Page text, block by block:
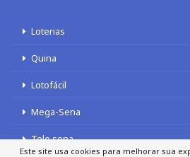
Loterias
Quina
Lotofácil
Mega-Sena
Tele sena
Este site usa cookies para melhorar sua